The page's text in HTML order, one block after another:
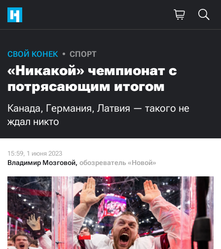
СВОЙ КОНЕК СПОРТ
«Никакой» чемпионат с
потрясающим итогом
Канада, Германия, Латвия — такого не
ждал никто
Владимир Мозговой, обозреватель «Новой»
Поддержите
нашу работу!
Ежемесячно Разово
3000
Нажимая кнопку «Стать соучастником»,
я принимаю условия и подтверждаю свое гражданство РФ
СТАТЬ СОУЧАСТНИКОМ
ПОДЕЛИТЬСЯ С ДРУЗЬЯМИ